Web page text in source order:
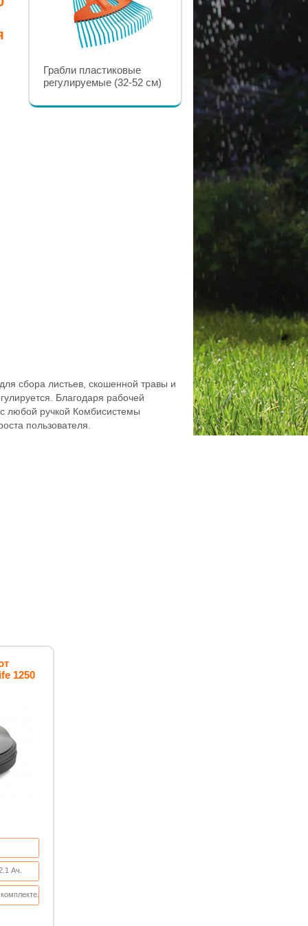
Грабли для газонов 43 см
GARDENA
Грабли пластиковые
регулируемые (32-52 см)
сбора листьев, скошенной травы и
Благодаря рабочей
любой ручкой Комбисистемы
пользователя.
1250
Ач.